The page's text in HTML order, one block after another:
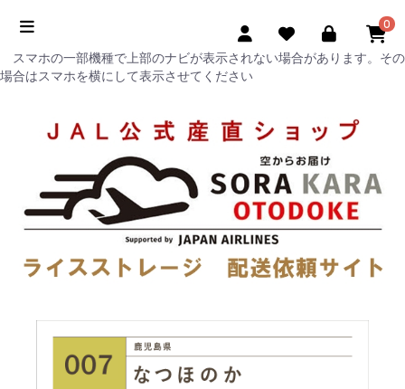
0
スマホの一部機種で上部のナビが表示されない場合があります。その
場合はスマホを横にして表示させてください